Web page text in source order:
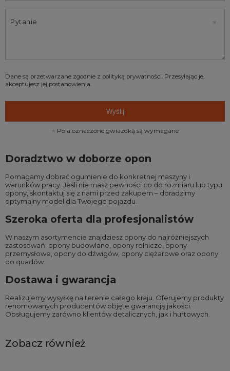
Pytanie
Dane są przetwarzane zgodnie z polityką prywatności. Przesyłając je,
akceptujesz jej postanowienia.
Wyślij
Pola oznaczone gwiazdką są wymagane
Doradztwo w doborze opon
Pomagamy dobrać ogumienie do konkretnej maszyny i
warunków pracy. Jeśli nie masz pewności co do rozmiaru lub typu
opony, skontaktuj się z nami przed zakupem – doradzimy
optymalny model dla Twojego pojazdu.
Szeroka oferta dla profesjonalistów
W naszym asortymencie znajdziesz opony do najróżniejszych
zastosowań: opony budowlane opony rolnicze opony
przemysłowe opony do dźwigów opony ciężarowe oraz opony
do quadów
Dostawa i gwarancja
Realizujemy wysyłkę na terenie całego kraju. Oferujemy produkty
renomowanych producentów objęte gwarancją jakości.
Obsługujemy zarówno klientów detalicznych, jak i hurtowych.
Zobacz również